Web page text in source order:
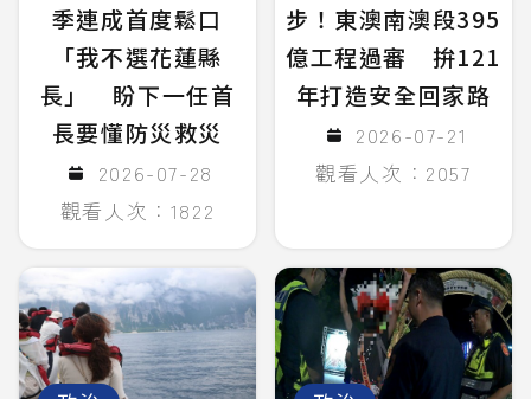
季連成首度鬆口
「我不選花蓮縣
長」 盼下一任首
長要懂防災救災
2026-07-28
觀看人次：1822
步！東澳南澳段395
億工程過審 拚121
年打造安全回家路
2026-07-21
觀看人次：2057